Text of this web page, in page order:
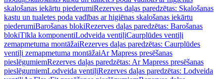
skalošanas iekārtu piederumiRezerves daļas paredzētas: Skalošanas
kastu un tualetes poda vadības ar higiēnas skalošanas iekārtu
piederumiBarošanas blokiRezerves daļas paredzētas: Barošanas
blokiTīkla komponentiLodveida ventiļiCaurplūdes ventiļi
zemapmetuma montāžaiRezerves daļas paredzētas: Caurplūdes
ventiļi zemapmetuma montāžaiAr Mapress presēšanas
pieslēgumiemRezerves daļas paredzētas: Ar Mapress presēšanas
pieslēgumiemLodveida ventiļiRezerves daļas paredzētas: Lodveida